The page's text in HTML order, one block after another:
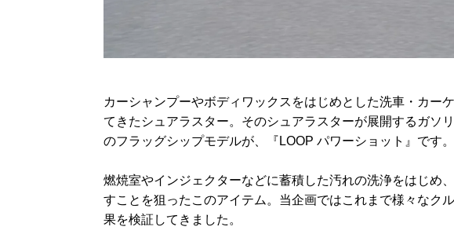
カーシャンプーやボディワックスをはじめとした洗車・カー
てきたシュアラスター。そのシュアラスターが展開するガソ
のフラッグシップモデルが、『LOOP パワーショット』です。
燃焼室やインジェクターなどに蓄積した汚れの洗浄をはじめ
すことを狙ったこのアイテム。当企画ではこれまで様々なク
果を検証してきました。